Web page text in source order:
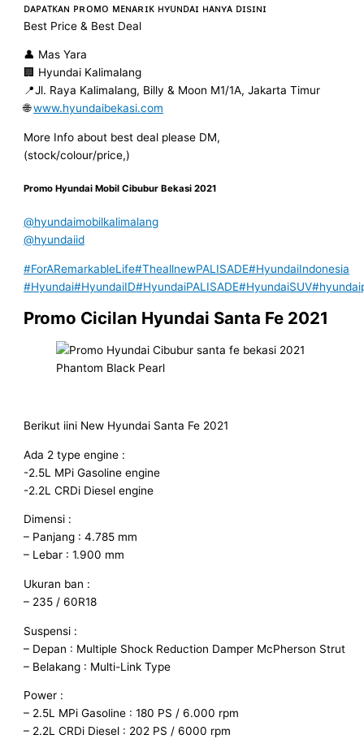
ᴅᴀᴘᴀᴛᴋᴀɴ ᴘʀᴏᴍᴏ ᴍᴇɴᴀʀɪᴋ ʜʏᴜɴᴅᴀɪ ʜᴀɴʏᴀ ᴅɪsɪɴɪ
Best Price & Best Deal
👤 Mas Yara
🏢 Hyundai Kalimalang
📍Jl. Raya Kalimalang, Billy & Moon M1/1A, Jakarta Timur
🌐www.hyundaibekasi.com
More Info about best deal please DM,
(stock/colour/price,)
Promo Hyundai Mobil Cibubur Bekasi 2021
@hyundaimobilkalimalang
@hyundaiid
#ForARemarkableLife#TheallnewPALISADE#HyundaiIndonesia
#Hyundai#HyundaiID#HyundaiPALISADE#HyundaiSUV
Promo Cicilan Hyundai Santa Fe 2021
Phantom Black Pearl
Berikut iini New Hyundai Santa Fe 2021
Ada 2 type engine :
-2.5L MPi Gasoline engine
-2.2L CRDi Diesel engine
Dimensi :
– Panjang : 4.785 mm
– Lebar : 1.900 mm
Ukuran ban :
– 235 / 60R18
Suspensi :
– Depan : Multiple Shock Reduction Damper McPherson Strut
– Belakang : Multi-Link Type
Power :
– 2.5L MPi Gasoline : 180 PS / 6.000 rpm
– 2.2L CRDi Diesel : 202 PS / 6000 rpm